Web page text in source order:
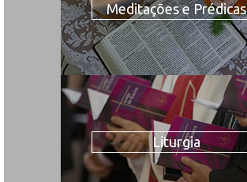
Meditações e Prédicas
Liturgia